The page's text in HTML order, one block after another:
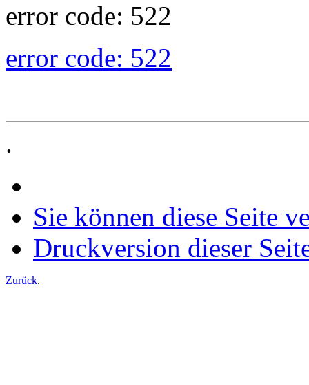
error code: 522
error code: 522
.
Sie können diese Seite
Druckversion dieser
Zurück.